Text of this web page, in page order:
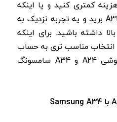
کمتری کنید و یا اینکه
سراغ گوشی گرون قیمت‌تر A34 برید و یه تجربه نزدیک به
داشته باشید. برای اینکه
انتخاب مناسب تری به حساب
میاد، با بررسی و مقایسه گوشی A24 و A34 سامسونگ